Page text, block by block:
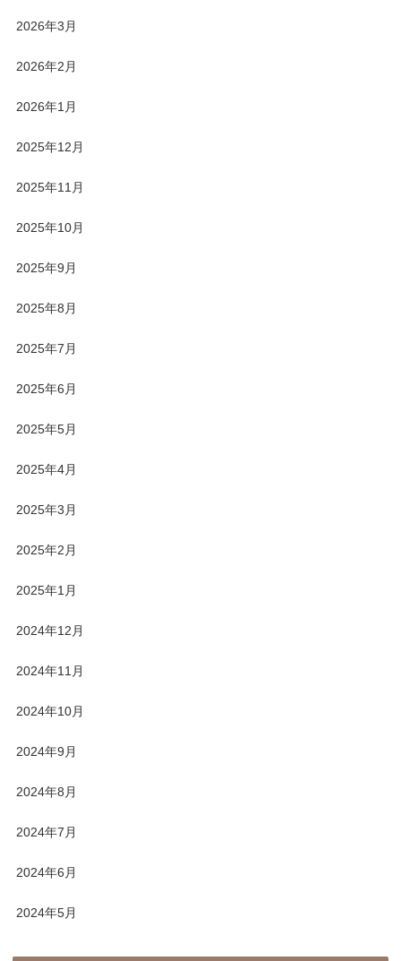
2026年3月
2026年2月
2026年1月
2025年12月
2025年11月
2025年10月
2025年9月
2025年8月
2025年7月
2025年6月
2025年5月
2025年4月
2025年3月
2025年2月
2025年1月
2024年12月
2024年11月
2024年10月
2024年9月
2024年8月
2024年7月
2024年6月
2024年5月